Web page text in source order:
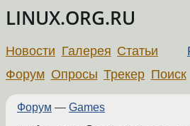
LINUX.ORG.RU
Новости Галерея Статьи
Форум Опросы Трекер Поиск
Форум — Games